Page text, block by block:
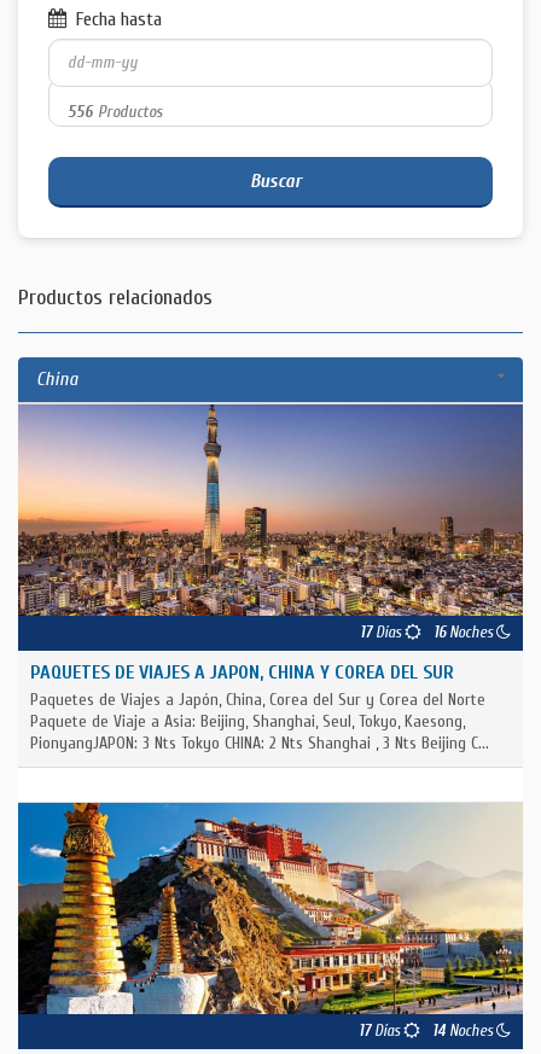
Fecha hasta
556Productos
Buscar
Productos relacionados
China
17Días 16Noches
PAQUETES DE VIAJES A JAPON, CHINA Y COREA DEL SUR
Paquetes de Viajes a Japón, China, Corea del Sur y Corea del Norte
Paquete de Viaje a Asia: Beijing, Shanghai, Seul, Tokyo, Kaesong,
PionyangJAPON: 3 Nts Tokyo CHINA: 2 Nts Shanghai , 3 Nts Beijing C...
17Días 14 Noches